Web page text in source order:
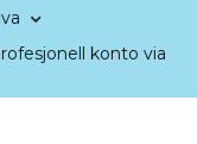
konto via